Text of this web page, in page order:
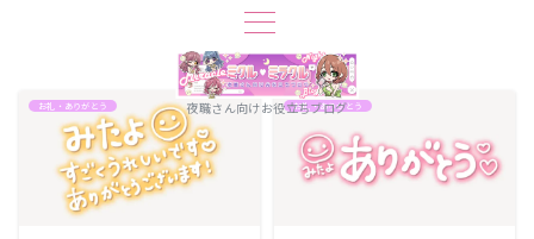
夜職さん向けお役立ちブログ
お礼・ありがとう お礼・ありがとう